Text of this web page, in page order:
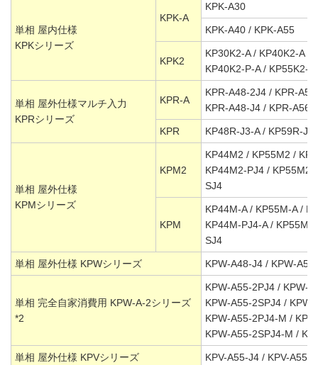
単相 屋内仕様
KPKシリーズ
KPK-A
KPK-A30
KPK-A40 / KPK-A55
KPK2
KP30K2-A / KP40K2-A /
KP40K2-P-A / KP55K2-
単相 屋外仕様マルチ入力
KPRシリーズ
KPR-A
KPR-A48-2J4 / KPR-
KPR-A48-J4 / KPR-A56-
KPR KP48R-J3-A / KP59R-
単相 屋外仕様
KPMシリーズ
KPM2
KP44M2 / KP55M2 /
KP44M2-PJ4 /
SJ4
KPM
KP44M-A / KP55M-A /
KP44M-PJ4-A / KP55M-
SJ4
単相 屋外仕様 KPWシリーズ KPW-A48-J4 / KPW-
単相 完全自家消費用 KPW-A-2シリーズ
*2
KPW-A55-2PJ4 / KPW-
KPW-A55-2SPJ4 /
KPW-A55-2PJ4-M /
KPW-A55-2SPJ4-M /
単相 屋外仕様 KPVシリーズ KPV-A55-J4 / KPV-A55-